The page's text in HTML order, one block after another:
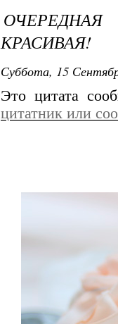
КРАСИВАЯ!
Суббота, 15
Это цитата
цитатник или